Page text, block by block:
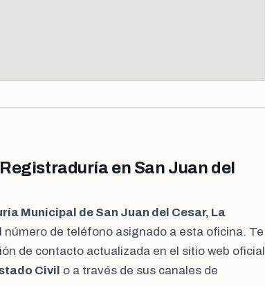
en San Juan del
Municipal de San Juan del Cesar, La
número de teléfono asignado a esta oficina. Te
de contacto actualizada en el sitio web oficial
Civil o a través de sus canales de